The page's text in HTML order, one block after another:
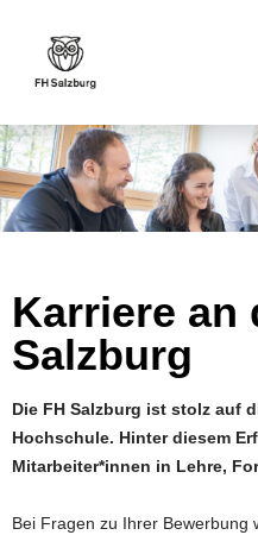
Deutsch Englisch
Stellenangebote
Karriere an
Salzburg
Die FH Salzburg ist stolz auf
Hochschule. Hinter diesem
Mitarbeiter*innen in Lehre,
Bei Fragen zu Ihrer Bewerbung